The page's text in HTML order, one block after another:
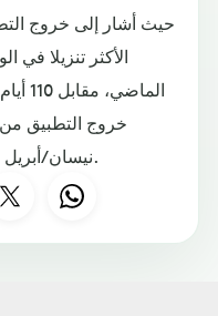
حيث أشار إلى خروج
خروج التطبيق من
نيسان/أبريل وأيار/مايو وحزيران/يونيو الماضية.